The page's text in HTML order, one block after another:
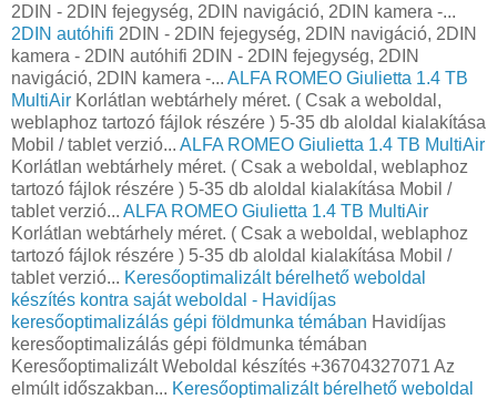
2DIN - 2DIN fejegység, 2DIN navigáció, 2DIN kamera -...
2DIN autóhifi 2DIN - 2DIN fejegység, 2DIN navigáció, 2DIN
kamera - 2DIN autóhifi 2DIN - 2DIN fejegység, 2DIN
navigáció, 2DIN kamera -... ALFA ROMEO Giulietta 1.4 TB
MultiAir Korlátlan webtárhely méret. ( Csak a weboldal,
weblaphoz tartozó fájlok részére ) 5-35 db aloldal kialakítása
Mobil / tablet verzió... ALFA ROMEO Giulietta 1.4 TB MultiAir
Korlátlan webtárhely méret. ( Csak a weboldal, weblaphoz
tartozó fájlok részére ) 5-35 db aloldal kialakítása Mobil /
tablet verzió... ALFA ROMEO Giulietta 1.4 TB MultiAir
Korlátlan webtárhely méret. ( Csak a weboldal, weblaphoz
tartozó fájlok részére ) 5-35 db aloldal kialakítása Mobil /
tablet verzió... Keresőoptimalizált bérelhető weboldal
készítés kontra saját weboldal - Havidíjas
keresőoptimalizálás gépi földmunka témában Havidíjas
keresőoptimalizálás gépi földmunka témában
Keresőoptimalizált Weboldal készítés +36704327071 Az
elmúlt időszakban... Keresőoptimalizált bérelhető weboldal